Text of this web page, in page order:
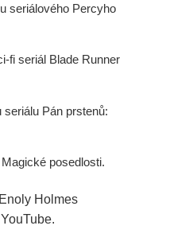
seriálového Percyho
fi seriál Blade Runner
seriálu Pán prstenů:
posedlosti.
Holmes